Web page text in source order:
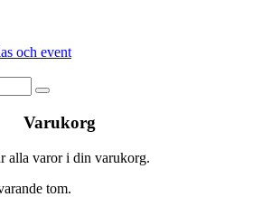
Varukorg
alla varor i din varukorg.
tom.